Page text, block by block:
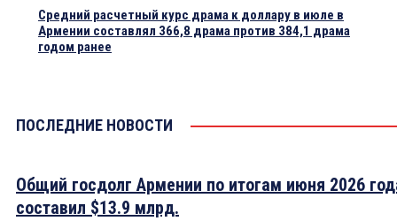
Средний расчетный курс драма к доллару в июле в
Армении составлял 366,8 драма против 384,1 драма
годом ранее
ПОСЛЕДНИЕ НОВОСТИ
Общий госдолг Армении по итогам июня 2026
составил $13.9 млрд.